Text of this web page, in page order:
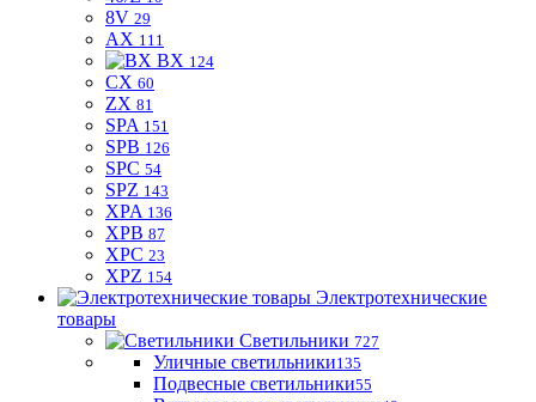
8V 29
AX 111
BX 124
CX 60
ZX 81
SPA 151
SPB 126
SPC 54
SPZ 143
XPA 136
XPB 87
XPC 23
XPZ 154
Электротехнические
товары
Светильники 727
Уличные светильники135
Подвесные светильники55